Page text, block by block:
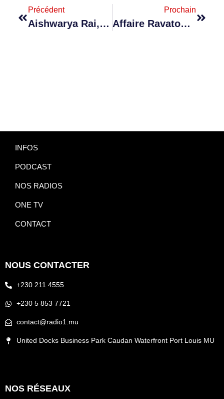
Précédent
Aishwarya Rai, La Reine De Bollywood, Brille Au Festival De Cannes 2026
Prochain
Affaire Ravatomanga : Rajoelina Chercherait À Intervenir En Faveur Du Milliardaire Auprès De Paris
INFOS
PODCAST
NOS RADIOS
ONE TV
CONTACT
NOUS CONTACTER
+230 211 4555
+230 5 853 7721
contact@radio1.mu
United Docks Business Park Caudan Waterfront Port Louis MU
NOS RÉSEAUX